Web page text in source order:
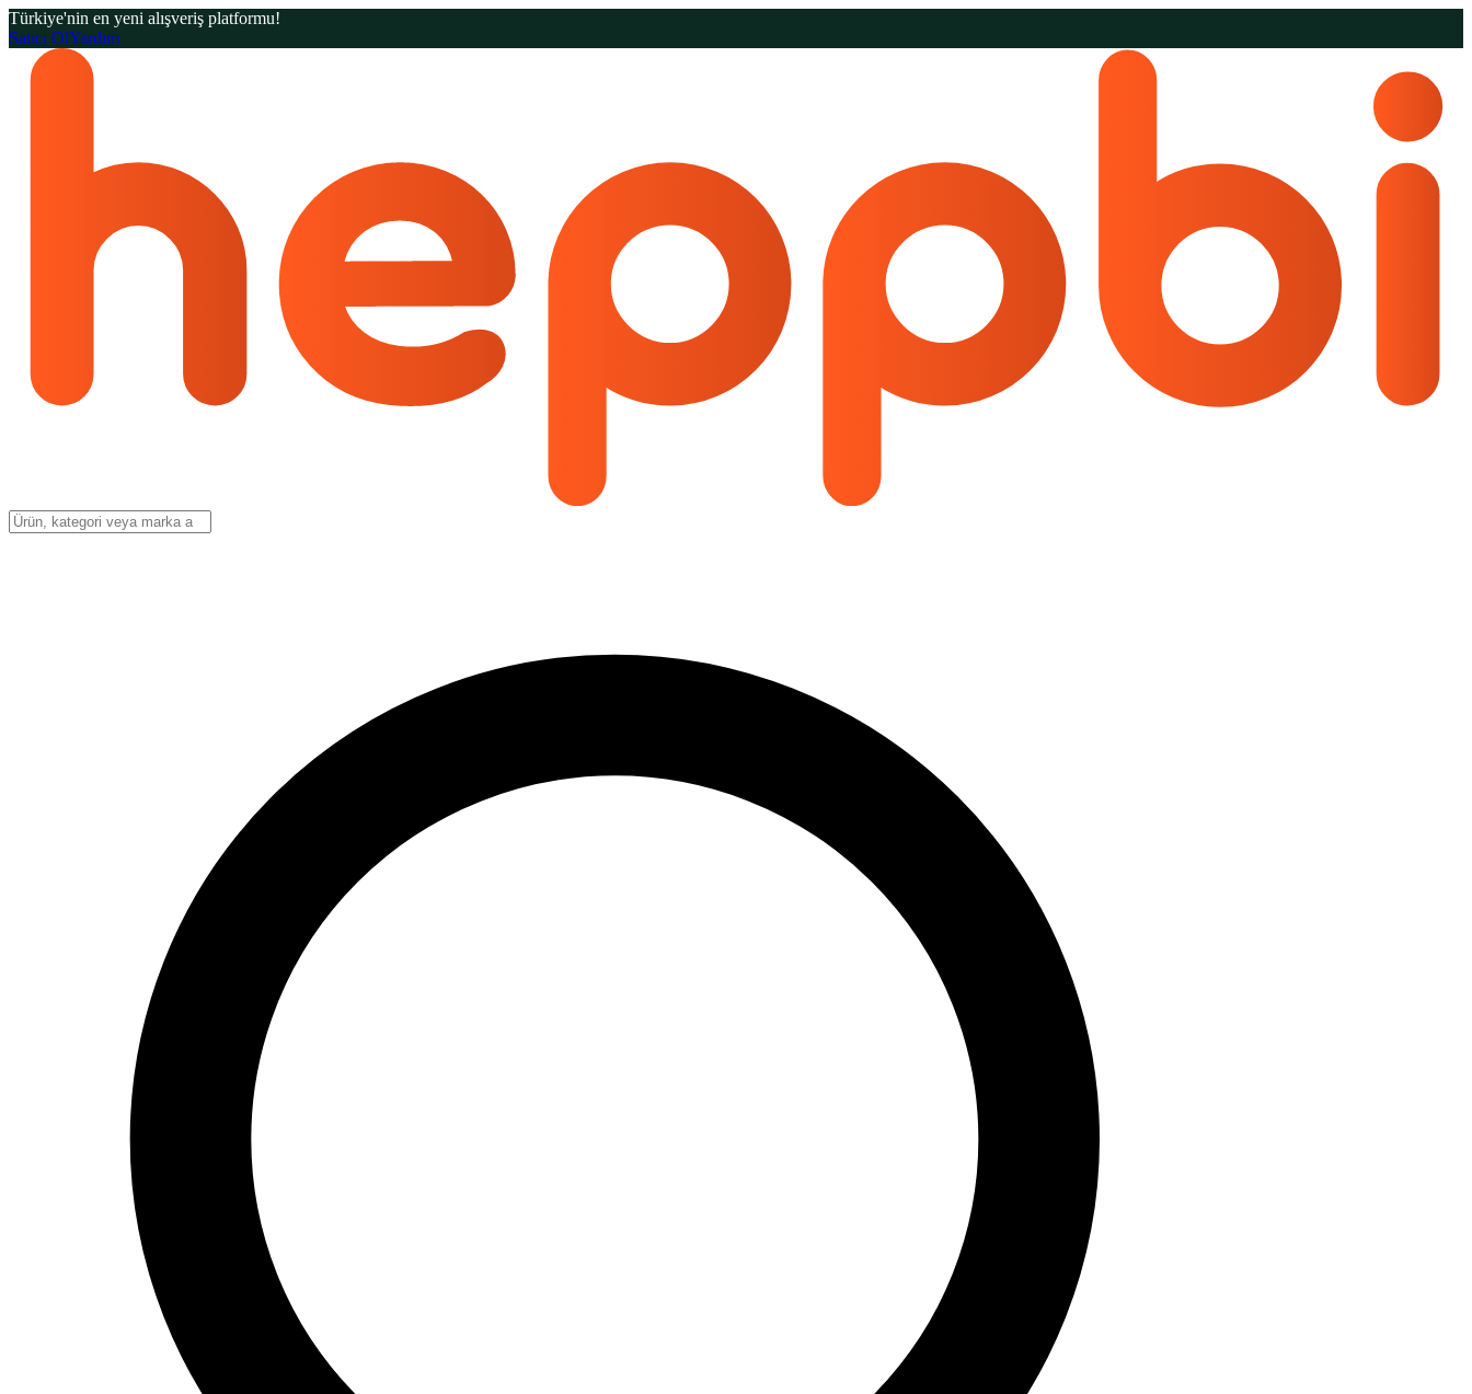
Türkiye'nin en yeni alışveriş platformu!
Satıcı OlYardım